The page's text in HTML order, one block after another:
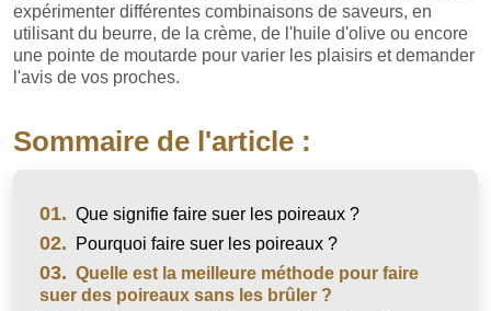
expérimenter différentes combinaisons de saveurs, en
utilisant du beurre, de la crème, de l'huile d'olive ou encore
une pointe de moutarde pour varier les plaisirs et demander
l'avis de vos proches.
Sommaire de l'article :
01. Que signifie faire suer les poireaux ?
02. Pourquoi faire suer les poireaux ?
03. Quelle est la meilleure méthode pour faire
suer des poireaux sans les brûler ?